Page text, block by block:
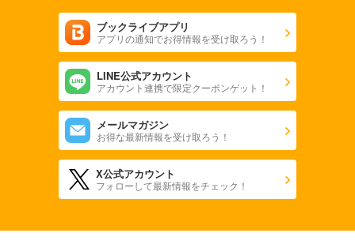
509円 (税込)
あらすじを表示する
509円 (税込)
ブックライブアプリ
アプリの通知でお得情報を受け取ろう！
LINE公式アカウント
アカウント連携で限定クーポンゲット！
メールマガジン
お得な最新情報を受け取ろう！
X公式アカウント
フォローして最新情報をチェック！